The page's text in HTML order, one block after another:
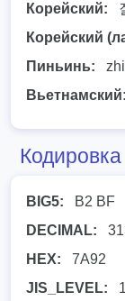
Корейский:
Корейский
Пиньинь:
Вьетнамский:
Кодировка
BIG5:
B2 BF
DECIMAL:
HEX:
7A92
JIS_LEVEL:
1